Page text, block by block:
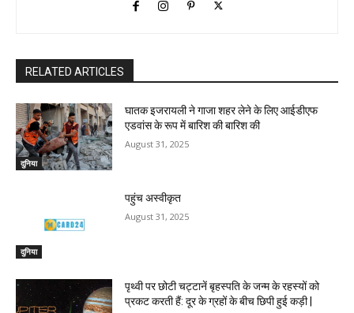
RELATED ARTICLES
दुनिया
घातक इजरायली ने गाजा शहर लेने के लिए आईडीएफ
एडवांस के रूप में बारिश की बारिश की
August 31, 2025
दुनिया
पहुंच अस्वीकृत
August 31, 2025
पृथ्वी पर छोटी चट्टानें बृहस्पति के जन्म के रहस्यों को
प्रकट करती हैं: दूर के ग्रहों के बीच छिपी हुई कड़ी |